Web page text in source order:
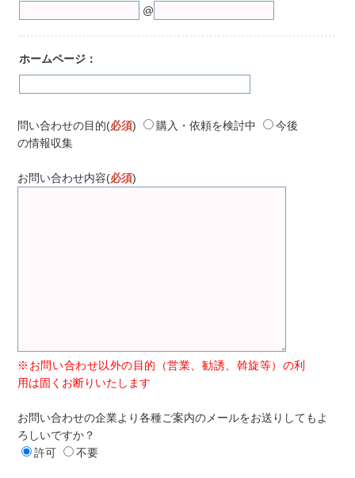
@
ホームページ：
問い合わせの目的(必須) 購入・依頼を検討中
今後
の情報収集
お問い合わせ内容(必須)
※お問い合わせ以外の目的（営業、勧誘、斡旋等）の利
用は固くお断りいたします
お問い合わせの企業より各種ご案内のメールをお送りしてもよ
ろしいですか？
許可
不要